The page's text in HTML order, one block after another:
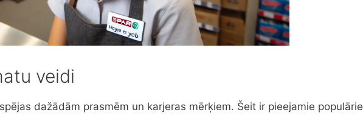
veidi
dažādām prasmēm un karjeras mērķiem. Šeit ir pieejamie populārie